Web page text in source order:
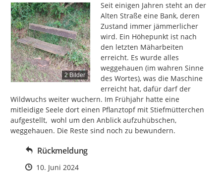
2 Bilder
Seit einigen Jahren steht an der
Alten Straße eine Bank, deren
Zustand immer jämmerlicher
wird. Ein Höhepunkt ist nach
den letzten Mäharbeiten
erreicht. Es wurde alles
weggehauen (im wahren Sinne
des Wortes), was die Maschine
erreicht hat, dafür darf der
Wildwuchs weiter wuchern. Im Frühjahr hatte eine
mitleidige Seele dort einen Pflanztopf mit Stiefmütterchen
aufgestellt,  wohl um den Anblick aufzuhübschen,
weggehauen. Die Reste sind noch zu bewundern.
Rückmeldung
Zeitpunkt des Erstellens
10. Juni 2024